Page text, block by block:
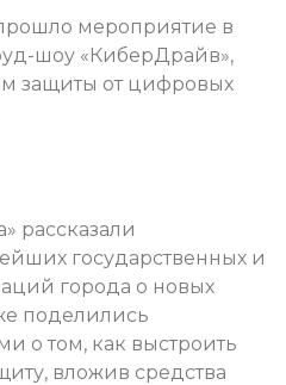
мероприятие в
шоу «КиберДрайв»,
защиты от цифровых
рассказали
государственных и
города о новых
поделились
о том, как выстроить
вложив средства